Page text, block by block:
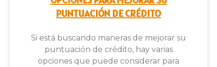
PUNTUACIÓN DE CRÉDITO
Si está buscando maneras de mejorar su
puntuación de crédito, hay varias
opciones que puede considerar para